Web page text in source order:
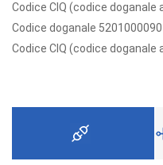
Codice CIQ (codice
Codice doganale 5201000090
Codice CIQ (codice